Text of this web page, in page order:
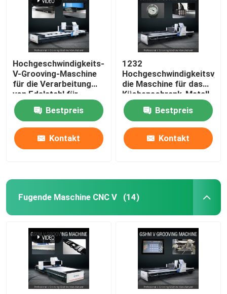
Hochgeschwindigkeits-
V-Grooving-Maschine
für die Verarbeitung
von Edelstahl für
Wohnkultur
Bestpreis
Kontakt
1232
Hochgeschwindigkeitsv,
die Maschine für das
Küchenschrank-Metall
fugt Maschine fugen
Bestpreis
Kontakt
Fugende Maschine CNC V (14)